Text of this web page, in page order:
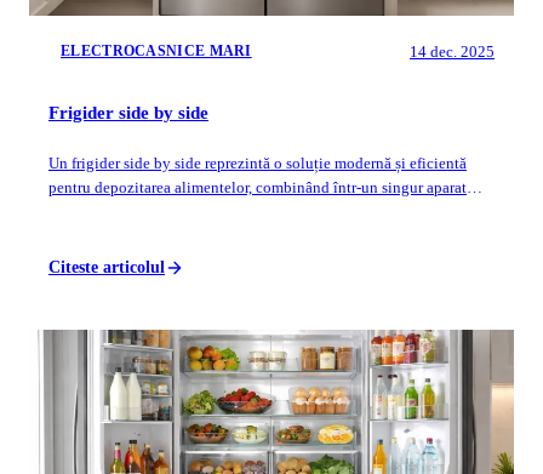
ELECTROCASNICE MARI 14 dec. 2025
Frigider side by side
Un frigider side by side reprezintă o soluție modernă și eficientă
pentru depozitarea alimentelor, combinând într-un singur aparat
Citeste articolul